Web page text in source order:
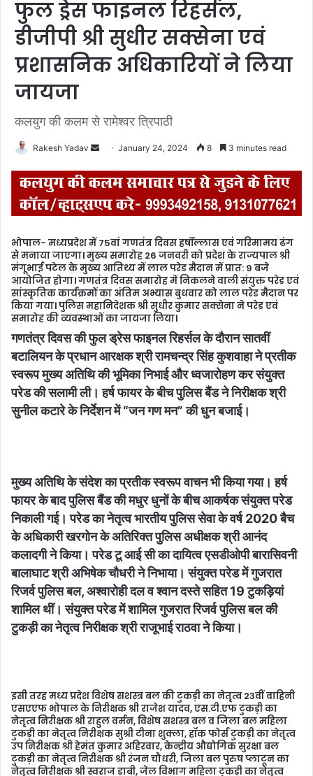
फुल ड्रेस फाइनल रिहर्सल,
डीजीपी श्री सुधीर सक्सेना एवं
प्रशासनिक अधिकारियों ने लिया
जायजा
कलयुग की कलम से रामेश्वर त्रिपाठी
Rakesh Yadav
n
d
a
e
m
a
i
l
January 24, 2024 8 3 minutes read
भोपाल- मध्यप्रदेश में 75वां गणतंत्र दिवस हर्षोल्लास एवं गरिमामय ढंग
से मनाया जाएगा। मुख्य समारोह 26 जनवरी को प्रदेश के राज्यपाल श्री
मंगूभाई पटेल के मुख्य आतिथ्य में लाल परेड मैदान में प्रात: 9 बजे
आयोजित होगा। गणतंत्र दिवस समारोह में निकलने वाली संयुक्त परेड एवं
सांस्कृतिक कार्यक्रमों का अंतिम अभ्यास बुधवार को लाल परेड मैदान पर
किया गया। पुलिस महानिदेशक श्री सुधीर कुमार सक्सेना ने परेड एवं
समारोह की व्यवस्थाओं का जायजा लिया।
गणतंत्र दिवस की फुल ड्रेस फाइनल रिहर्सल के दौरान सातवीं
बटालियन के प्रधान आरक्षक श्री रामचन्द्र सिंह कुशवाहा ने प्रतीक
स्वरूप मुख्य अतिथि की भूमिका निभाई और ध्वजारोहण कर संयुक्त
परेड की सलामी ली। हर्ष फायर के बीच पुलिस बैंड ने निरीक्षक श्री
सुनील कटारे के निर्देशन में “जन गण मन” की धुन बजाई।
मुख्य अतिथि के संदेश का प्रतीक स्वरूप वाचन भी किया गया। हर्ष
फायर के बाद पुलिस बैंड की मधुर धुनों के बीच आकर्षक संयुक्त परेड
निकाली गई। परेड का नेतृत्व भारतीय पुलिस सेवा के वर्ष 2020 बैच
के अधिकारी खरगोन के अतिरिक्त पुलिस अधीक्षक श्री आनंद
कलादगी ने किया। परेड टू आई सी का दायित्व एसडीओपी बारासिवनी
बालाघाट श्री अभिषेक चौधरी ने निभाया। संयुक्त परेड में गुजरात
रिजर्व पुलिस बल, अश्वारोही दल व श्वान दस्ते सहित 19 टुकड़ियां
शामिल थीं। संयुक्त परेड में शामिल गुजरात रिजर्व पुलिस बल की
टुकड़ी का नेतृत्व निरीक्षक श्री राजूभाई राठवा ने किया।
इसी तरह मध्य प्रदेश विशेष सशस्त्र बल की टुकड़ी का नेतृत्व 23वीं वाहिनी
एसएएफ भोपाल के निरीक्षक श्री राजेश यादव, एस.टी.एफ टुकड़ी का
नेतृत्व निरीक्षक श्री राहुल वर्मन, विशेष सशस्त्र बल व जिला बल महिला
टुकड़ी का नेतृत्व निरीक्षक सुश्री टीना शुक्ला, हॉक फोर्स टुकड़ी का नेतृत्व
उप निरीक्षक श्री हेमंत कुमार अहिरवार, केन्द्रीय औद्योगिक सुरक्षा बल
टुकड़ी का नेतृत्व निरीक्षक श्री रंजन चौधरी, जिला बल पुरुष प्लाटून का
नेतृत्व निरीक्षक श्री स्वराज डाबी, जेल विभाग महिला टुकड़ी का नेतृत्व